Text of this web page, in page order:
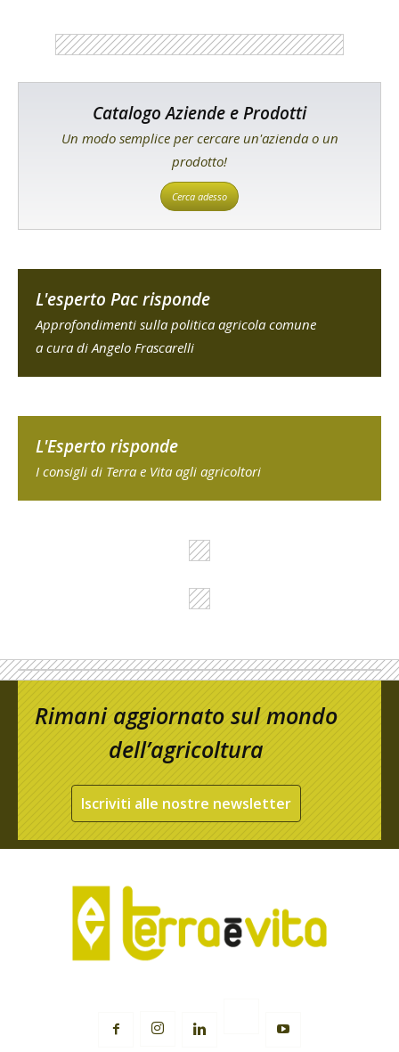
Catalogo Aziende e Prodotti
Un modo semplice per cercare un'azienda o un
prodotto!
Cerca adesso
L'esperto Pac risponde
Approfondimenti sulla politica agricola comune
a cura di Angelo Frascarelli
L'Esperto risponde
I consigli di Terra e Vita agli agricoltori
Rimani aggiornato sul mondo
dell’agricoltura
Iscriviti alle nostre newsletter